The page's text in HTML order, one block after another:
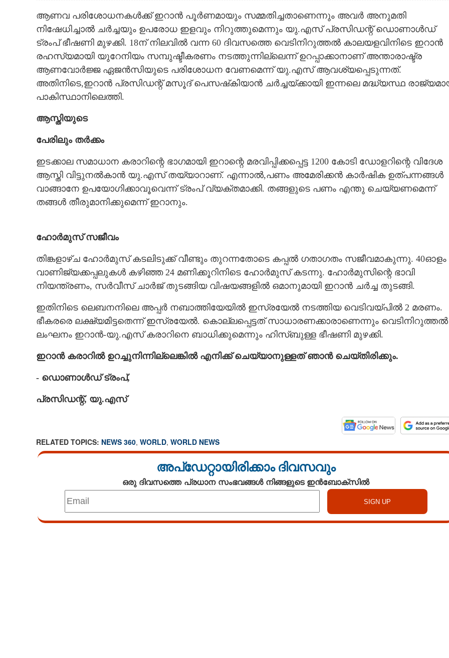
ആണവ പരിശോധനകൾക്ക് ഇറാൻ പൂർണമായും സമ്മതിച്ചതാണെന്നും അവർ അനുമതി
നിഷേധിച്ചാൽ ചർച്ചയും ഉപരോധ ഇളവും നിറുത്തുമെന്നും യു.എസ് പ്രസിഡന്റ് ഡൊണാൾഡ്
ട്രംപ് ഭീഷണി മുഴക്കി. 18ന് നിലവിൽ വന്ന 60 ദിവസത്തെ വെടിനിറുത്തൽ കാലയളവിനിടെ ഇറാൻ
രഹസ്യമായി യുറേനിയം സമ്പുഷ്ടീകരണം നടത്തുന്നില്ലെന്ന് ഉറപ്പാക്കാനാണ് അന്താരാഷ്ട്ര
ആണവോർജ്ജ ഏജൻസിയുടെ പരിശോധന വേണമെന്ന് യു.എസ് ആവശ്യപ്പെടുന്നത്.
അതിനിടെ,ഇറാൻ പ്രസിഡന്റ് മസൂദ് പെസഷ്‌കിയാൻ ചർച്ചയ്ക്കായി ഇന്നലെ മദ്ധ്യസ്ഥ
പാകിസ്ഥാനിലെത്തി.
ആസ്തിയുടെ
പേരിലും തർക്കം
ഇടക്കാല സമാധാന കരാറിന്റെ ഭാഗമായി ഇറാന്റെ മരവിപ്പിക്കപ്പെട്ട 1200 കോടി ഡോളറിന്റെ വിദേശ
ആസ്തി വിട്ടുനൽകാൻ യു.എസ് തയ്യാറാണ്. എന്നാൽ,പണം അമേരിക്കൻ കാർഷിക ഉത്പന്നങ്ങൾ
വാങ്ങാനേ ഉപയോഗിക്കാവൂവെന്ന് ട്രംപ് വ്യക്തമാക്കി. തങ്ങളുടെ പണം എന്തു ചെയ്യണമെന്ന്
തങ്ങൾ തീരുമാനിക്കുമെന്ന് ഇറാനും.
ഹോർമുസ് സജീവം
തിങ്കളാഴ്ച ഹോർമുസ് കടലിടുക്ക് വീണ്ടും തുറന്നതോടെ കപ്പൽ ഗതാഗതം സജീവമാകുന്നു. 40ഓളം
വാണിജ്യക്കപ്പലുകൾ കഴിഞ്ഞ 24 മണിക്കൂറിനിടെ ഹോർമുസ് കടന്നു. ഹോർമുസിന്റെ ഭാവി
നിയന്ത്രണം, സർവീസ് ചാർജ് തുടങ്ങിയ വിഷയങ്ങളിൽ ഒമാനുമായി ഇറാൻ ചർച്ച തുടങ്ങി.
ഇതിനിടെ ലെബനനിലെ അപ്പർ നബാത്തിയേയിൽ ഇസ്രയേൽ നടത്തിയ വെടിവയ്പിൽ 2 മരണം.
ഭീകരരെ ലക്ഷ്യമിട്ടതെന്ന് ഇസ്രയേൽ. കൊല്ലപ്പെട്ടത് സാധാരണക്കാരാണെന്നും വെടിനിറുത്തൽ
ലംഘനം ഇറാൻ-യു.എസ് കരാറിനെ ബാധിക്കുമെന്നും ഹിസ്ബുള്ള ഭീഷണി മുഴക്കി.
ഇറാൻ കരാറിൽ ഉറച്ചുനിന്നില്ലെങ്കിൽ എനിക്ക് ചെയ്യാനുള്ളത് ഞാൻ ചെയ്തിരിക്കും.
- ഡൊണാൾഡ് ട്രംപ്,​
പ്രസിഡന്റ്,​ യു.എസ്
RELATED TOPICS: NEWS 360, WORLD, WORLD NEWS
അപ്ഡേറ്റായിരിക്കാം ദിവസവും
ഒരു ദിവസത്തെ പ്രധാന സംഭവങ്ങൾ നിങ്ങളുടെ ഇൻബോക്സിൽ
ആണവ നിരീക്ഷണം സാദ്ധ്യമല്ലെന്ന്
Share this link